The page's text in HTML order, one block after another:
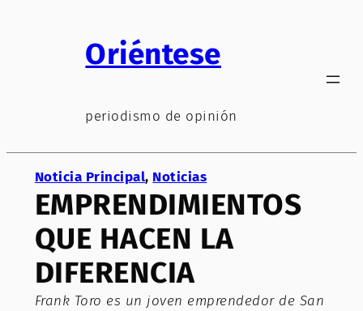
Oriéntese
periodismo de opinión
Noticia Principal, Noticias
EMPRENDIMIENTOS
QUE HACEN LA
DIFERENCIA
Frank Toro es un joven emprendedor de San